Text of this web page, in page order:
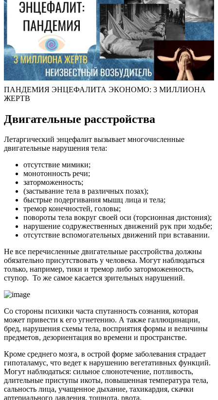
ПАНДЕМИЯ ЭНЦЕФАЛИТА ЭКОНОМО: 3 МИЛЛИОНА
ЖЕРТВ
Двигательные расстройства
Летаргический энцефалит вызывает многочисленные
двигательные нарушения тела:
отсутствие мимики;
монотонность речи;
заторможенность;
(застывание тела в различных позах);
быстрые подергивания мышц лица и тела;
тремор конечностей, головы;
повороты тела вокруг своей оси (торсионная дистония);
нарушение содружественных движений рук при ходьбе;
отсутствие вспомогательных движений при вставании.
Не все перечисленные двигательные расстройства должны
обязательно присутствовать у человека. Могут наблюдаться
только, например, тики и тремор либо заторможенность,
ступор. То же самое касается зрительных нарушений.
Со стороны психики часта спутанность сознания, которая
может привести к его угнетению. А также галлюцинации,
бред, нарушения схемы тела, восприятия формы и величины
предметов, дезориентация во времени и пространстве.
Кроме среднего мозга, в острой форме заболевания страдает
гипоталамус, что ведет к нарушению вегетативных функций.
Могут наблюдаться: сильное слюнотечение, потливость,
длительные приступы икоты, повышенная температура тела,
сальность лица, учащенное дыхание, тахикардия, скачки
артериального давления, тошнота, рвота.